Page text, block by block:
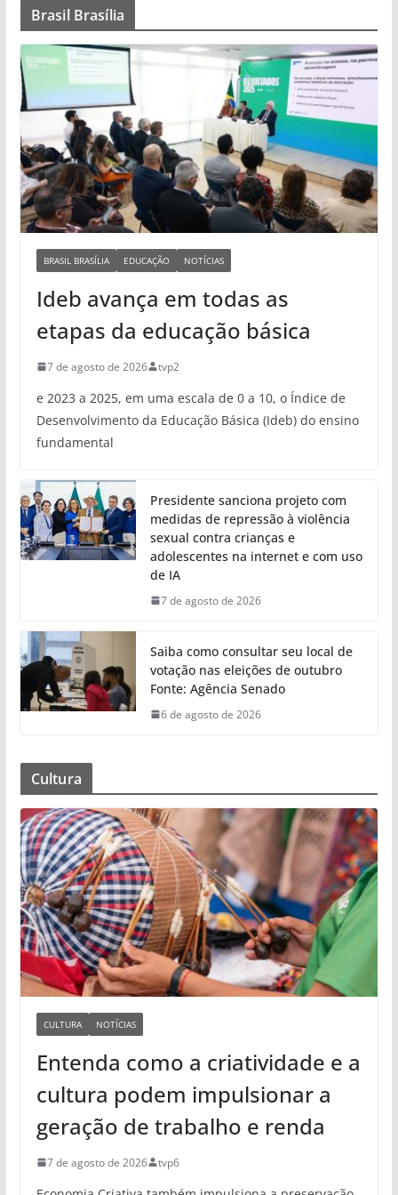
Brasil Brasília
BRASIL BRASÍLIA EDUCAÇÃO NOTÍCIAS
Ideb avança em todas as
etapas da educação básica
7 de agosto de 2026 tvp2
e 2023 a 2025, em uma escala de 0 a 10, o Índice de
Desenvolvimento da Educação Básica (Ideb) do ensino
fundamental
Presidente sanciona projeto com
medidas de repressão à violência
sexual contra crianças e
adolescentes na internet e com uso
de IA
7 de agosto de 2026
Saiba como consultar seu local de
votação nas eleições de outubro
Fonte: Agência Senado
6 de agosto de 2026
Cultura
CULTURA NOTÍCIAS
Entenda como a criatividade e a
cultura podem impulsionar a
geração de trabalho e renda
7 de agosto de 2026 tvp6